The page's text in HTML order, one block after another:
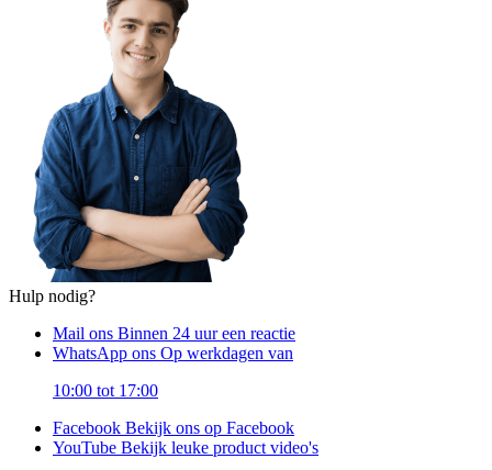
Hulp nodig?
Mail ons Binnen 24 uur een reactie
WhatsApp ons Op werkdagen van
10:00 tot 17:00
Facebook Bekijk ons op Facebook
YouTube Bekijk leuke product video's